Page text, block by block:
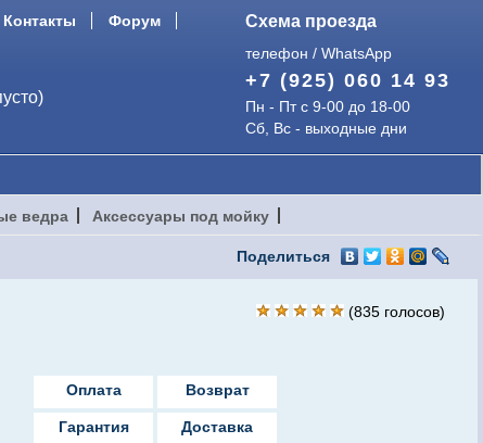
Контакты Форум Схема проезда
телефон / WhatsApp
+7 (925) 060 14 93
Пн - Пт с 9-00 до 18-00
Сб, Вс - выходные дни
ведра Аксессуары под мойку
Поделиться
(835 голосов)
Оплата Возврат
Гарантия Доставка